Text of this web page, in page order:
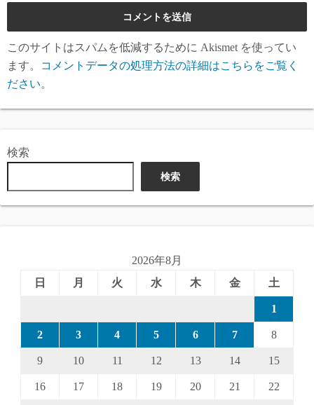
このサイトはスパムを低減するために Akismet を使ってい
ます。
コメントデータの処理方法の詳細はこちらをご覧く
ださい。
検索
検索
2026年8月
日
月 火 水 木 金 土
1
2 3 4 5 6 7 8
9 10 11 12 13 14 15
16 17 18 19 20 21 22